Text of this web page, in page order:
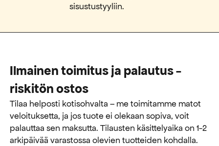
sisustustyyliin.
Ilmainen toimitus ja palautus -
riskitön ostos
Tilaa helposti kotisohvalta – me toimitamme matot
veloituksetta, ja jos tuote ei olekaan sopiva, voit
palauttaa sen maksutta. ​​Tilausten käsittelyaika on 1-2
arkipäivää varastossa olevien tuotteiden kohdalla.